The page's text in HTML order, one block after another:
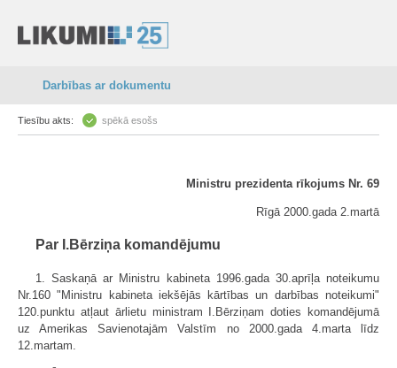
Darbības ar dokumentu
Tiesību akts: spēkā esošs
Ministru prezidenta rīkojums Nr. 69
Rīgā 2000.gada 2.martā
Par I.Bērziņa komandējumu
1. Saskaņā ar Ministru kabineta 1996.gada 30.aprīļa noteikumu
Nr.160 "Ministru kabineta iekšējās kārtības un darbības noteikumi"
120.punktu atļaut ārlietu ministram I.Bērziņam doties komandējumā
uz Amerikas Savienotajām Valstīm no 2000.gada 4.marta līdz
12.martam.